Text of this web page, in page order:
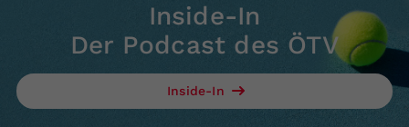
Inside-In
Der Podcast des ÖTV
Inside-In